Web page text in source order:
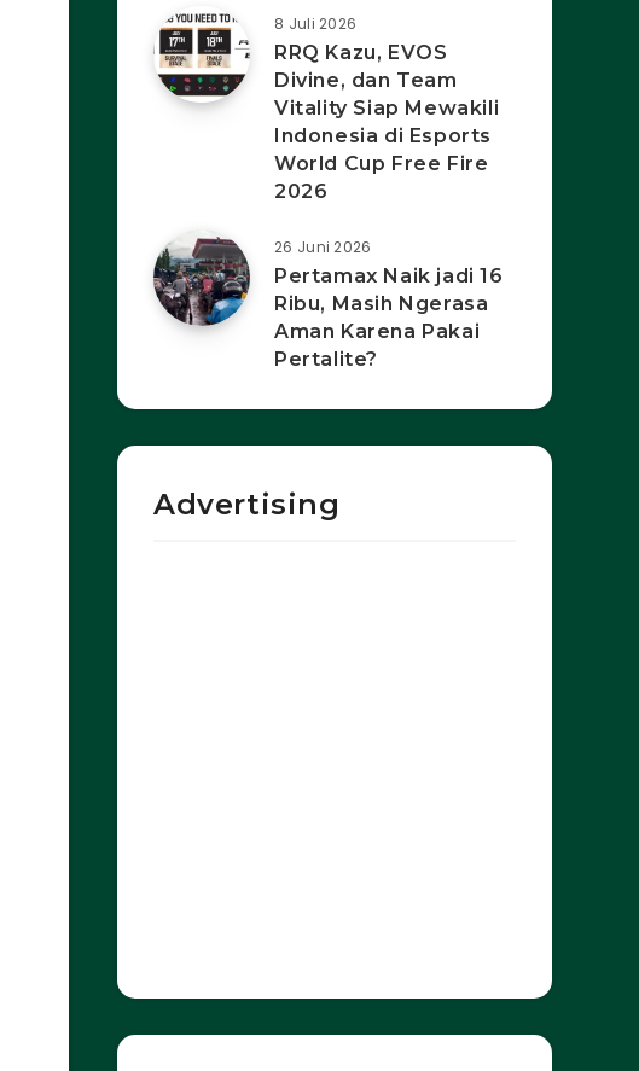
8 Juli 2026
RRQ Kazu, EVOS
Divine, dan Team
Vitality Siap Mewakili
Indonesia di Esports
World Cup Free Fire
2026
26 Juni 2026
Pertamax Naik jadi 16
Ribu, Masih Ngerasa
Aman Karena Pakai
Pertalite?
Advertising